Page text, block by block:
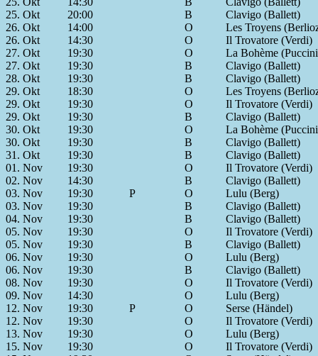
25. Okt
20:00 B
Clavigo (Ballett)
26. Okt
14:00 O
Les Troyens
26. Okt
14:30 O
Il Trovatore (Verdi)
27. Okt
19:30 O
La Bohème
27. Okt
19:30 B
Clavigo (Ballett)
28. Okt
19:30 B
Clavigo (Ballett)
29. Okt
18:30 O
Les Troyens
29. Okt
19:30 O
Il Trovatore (Verdi)
29. Okt
19:30 B
Clavigo (Ballett)
30. Okt
19:30 O
La Bohème
30. Okt
19:30 B
Clavigo (Ballett)
31. Okt
19:30 B
Clavigo (Ballett)
01. Nov
19:30 O
Il Trovatore (Verdi)
02. Nov
14:30 B
Clavigo (Ballett)
03. Nov
19:30 P O
Lulu (Berg)
03. Nov
19:30 B
Clavigo (Ballett)
04. Nov
19:30 B
Clavigo (Ballett)
05. Nov
19:30 O
Il Trovatore (Verdi)
05. Nov
19:30 B
Clavigo (Ballett)
06. Nov
19:30 O
Lulu (Berg)
06. Nov
19:30 B
Clavigo (Ballett)
08. Nov
19:30 O
Il Trovatore (Verdi)
09. Nov
14:30 O
Lulu (Berg)
12. Nov
19:30 P O
Serse (Händel)
12. Nov
19:30 O
Il Trovatore (Verdi)
13. Nov
19:30 O
Lulu (Berg)
15. Nov
19:30 O
Il Trovatore (Verdi)